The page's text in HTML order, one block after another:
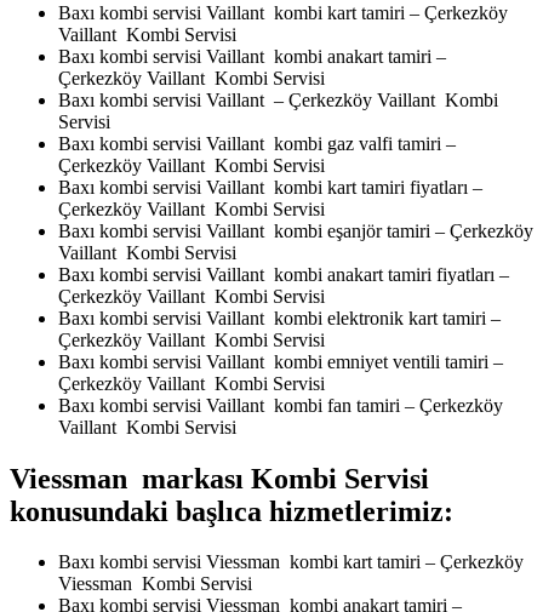
Baxı kombi servisi Vaillant kombi kart tamiri – Çerkezköy
Vaillant Kombi Servisi
Baxı kombi servisi Vaillant kombi anakart tamiri –
Çerkezköy Vaillant Kombi Servisi
Baxı kombi servisi Vaillant – Çerkezköy Vaillant Kombi
Servisi
Baxı kombi servisi Vaillant kombi gaz valfi tamiri –
Çerkezköy Vaillant Kombi Servisi
Baxı kombi servisi Vaillant kombi kart tamiri fiyatları –
Çerkezköy Vaillant Kombi Servisi
Baxı kombi servisi Vaillant kombi eşanjör tamiri – Çerkezköy
Vaillant Kombi Servisi
Baxı kombi servisi Vaillant kombi anakart tamiri fiyatları –
Çerkezköy Vaillant Kombi Servisi
Baxı kombi servisi Vaillant kombi elektronik kart tamiri –
Çerkezköy Vaillant Kombi Servisi
Baxı kombi servisi Vaillant kombi emniyet ventili tamiri –
Çerkezköy Vaillant Kombi Servisi
Baxı kombi servisi Vaillant kombi fan tamiri – Çerkezköy
Vaillant Kombi Servisi
Viessman markası Kombi Servisi
konusundaki başlıca hizmetlerimiz:
Baxı kombi servisi Viessman kombi kart tamiri – Çerkezköy
Viessman Kombi Servisi
Baxı kombi servisi Viessman kombi anakart tamiri –